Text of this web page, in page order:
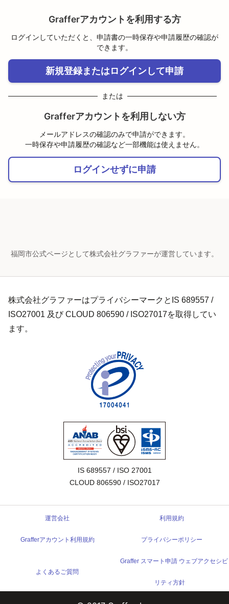
Grafferアカウントを利用する方
ログインしていただくと、申請書の一時保存や申請履歴の確認が
できます。
新規登録またはログインして申請
または
Grafferアカウントを利用しない方
メールアドレスの確認のみで申請ができます。
一時保存や申請履歴の確認など一部機能は使えません。
ログインせずに申請
福岡市公式ページとして株式会社グラファーが運営しています。
株式会社グラファーはプライバシーマークとIS 689557 /
ISO27001 及び CLOUD 806590 / ISO27017を取得してい
ます。
IS 689557 / ISO 27001
CLOUD 806590 / ISO27017
運営会社 利用規約
Grafferアカウント利用規約 プライバシーポリシー
よくあるご質問
Graffer スマート申請 ウェブアクセシビ
リティ方針